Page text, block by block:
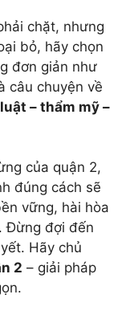
chặt, nhưng
bỏ, hãy chọn
đơn giản như
câu chuyện về
– thẩm mỹ –
của quận 2,
đúng cách sẽ
vững, hài hòa
Đừng đợi đến
Hãy chủ
2 – giải pháp